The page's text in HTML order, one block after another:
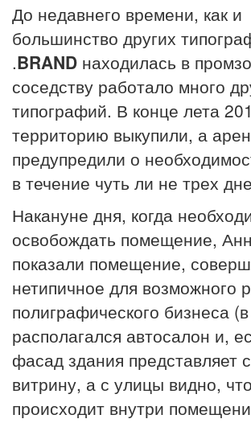
До недавнего времени, как и
большинство других
.BRAND находилась в
соседству работало много
типографий. В конце лета
территорию выкупили, а
предупредили о
в течение чуть ли не трех
Накануне дня, когда
освобождать помещение,
показали помещение,
нетипичное для возможного
полиграфического бизнеса
располагался автосалон и,
фасад здания представляет
витрину, а с улицы видно, что
происходит внутри